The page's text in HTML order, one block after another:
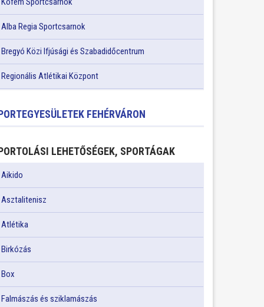
Alba Regia Sportcsarnok
Bregyó Közi Ifjúsági és Szabadidőcentrum
Regionális Atlétikai Központ
FEHÉRVÁRON
LEHETŐSÉGEK, SPORTÁGAK
Aikido
Asztalitenisz
Atlétika
Birkózás
Box
Falmászás és sziklamászás